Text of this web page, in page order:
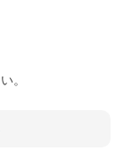
。